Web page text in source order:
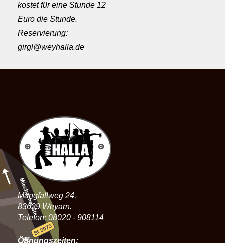
kostet für eine Stunde 12
Euro die Stunde.
Reservierung:
girgl@weyhalla.de
Mangfallweg 24,
83629 Weyarn.
Telefon: 08020 - 908114
Öffnungszeiten: